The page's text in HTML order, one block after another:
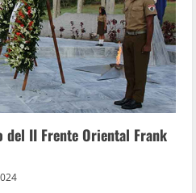
del II Frente Oriental Frank